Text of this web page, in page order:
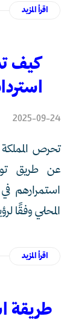
اقرأ المزيد
كيف
2025-09-24
تحرص
عن طريق
استمرارهم
المحلي وفقًا لرؤية
اقرأ المزيد
طريقة